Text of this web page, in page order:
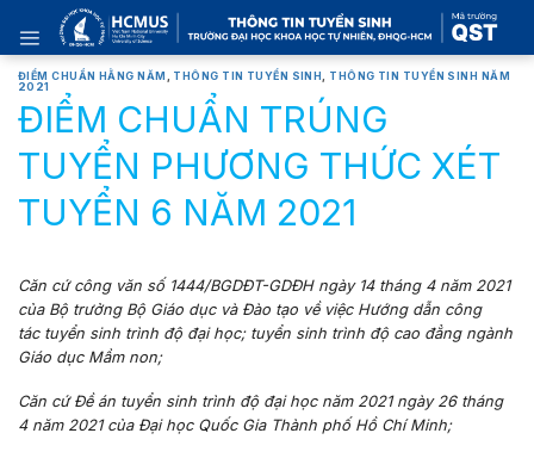
content
ĐIỂM CHUẨN HẰNG NĂM THÔNG TIN TUYỂN SINH
THÔNG TIN TUYỂN SINH NĂM
2021
ĐIỂM CHUẨN TRÚNG
TUYỂN PHƯƠNG THỨC XÉT
TUYỂN 6 NĂM 2021
Căn cứ công văn số 1444/BGDĐT-GDĐH ngày 14 tháng 4 năm 2021
của Bộ trưởng Bộ Giáo dục và Đào tạo về việc Hướng dẫn công
tác tuyển sinh trình độ đại học; tuyển sinh trình độ cao đẳng ngành
Giáo dục Mầm non;
Căn cứ Đề án tuyển sinh trình độ đại học năm 2021 ngày 26 tháng
4 năm 2021 của Đại học Quốc Gia Thành phố Hồ Chí Minh;